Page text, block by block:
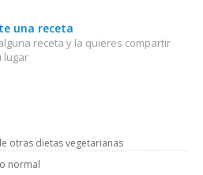
una receta
receta y la quieres compartir
lugar
otras dietas vegetarianas
normal